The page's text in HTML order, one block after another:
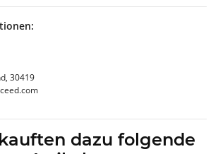
30419
dazu folgende